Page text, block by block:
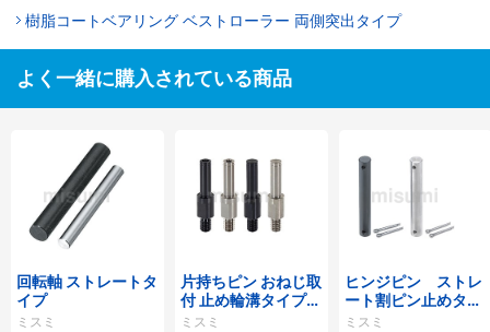
樹脂コートベアリング ベストローラー 両側突出タイプ
よく一緒に購入されている商品
回転軸 ストレートタ
イプ
ミスミ
片持ちピン おねじ取
付 止め輪溝タイプ・
標準タイプ・六角穴
ミスミ
ヒンジピン ストレ
ート割ピン止めタイ
プ
ミスミ